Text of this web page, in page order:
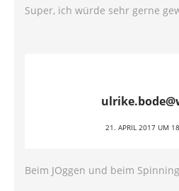
Super, ich würde sehr gerne
21. APRIL 2017 UM
Beim JOggen und beim